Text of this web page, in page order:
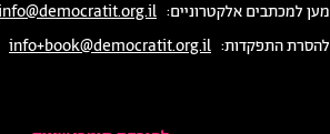
מען למכתבים אלקטרוניים:
להסרת התפקדות: info+book@democratit.org.il